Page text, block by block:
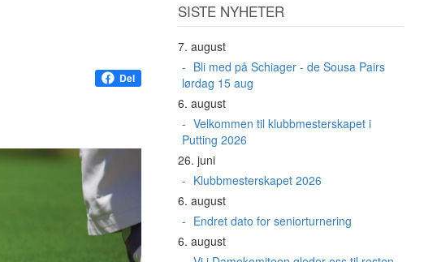
Del
SISTE NYHETER
7. august
Bli med på Schiager - de Sousa Pairs
lørdag 15 aug
6. august
Velkommen til klubbmesterskapet i
Putting 2026
26. juni
Klubbmesterskapet 2026
6. august
Endret dato for seniorturnering
6. august